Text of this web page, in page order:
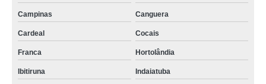
Campinas Canguera
Cardeal Cocais
Franca Hortolândia
Ibitiruna Indaiatuba